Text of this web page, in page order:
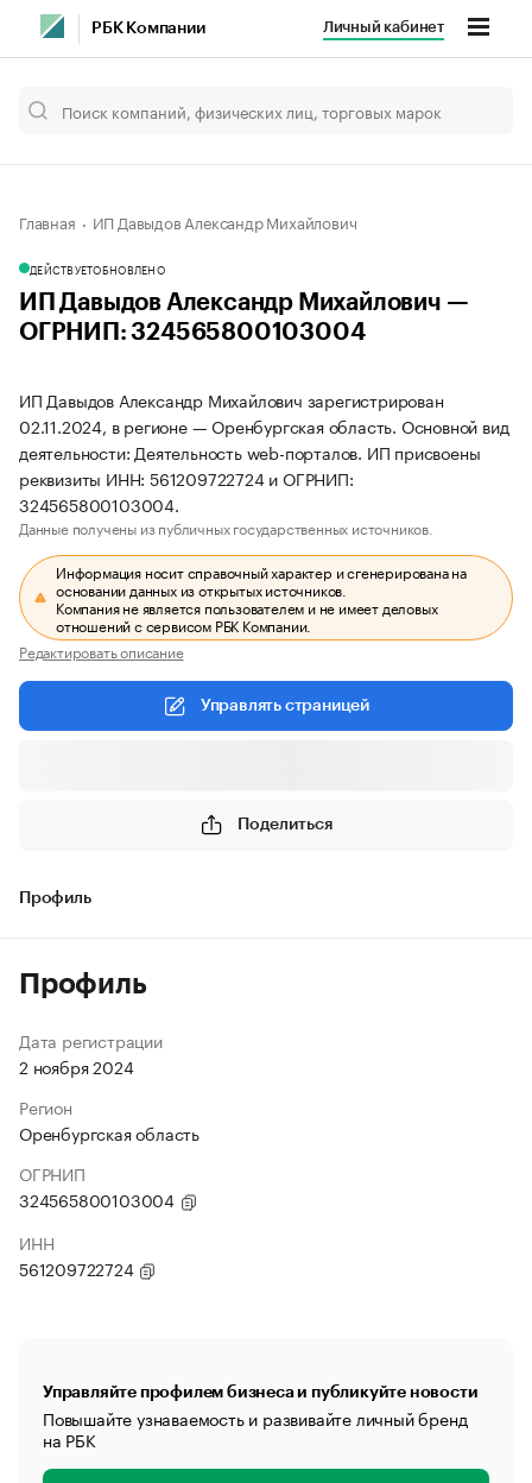
РБК Компании Личный кабинет
Главная ИП Давыдов Александр Михайлович
ДЕЙСТВУЕТОБНОВЛЕНО
ИП Давыдов Александр Михайлович —
ОГРНИП: 324565800103004
ИП Давыдов Александр Михайлович зарегистрирован
02.11.2024, в регионе — Оренбургская область. Основной вид
деятельности: Деятельность web-порталов. ИП присвоены
реквизиты ИНН: 561209722724 и ОГРНИП:
324565800103004.
Данные получены из публичных государственных источников.
Информация носит справочный характер и сгенерирована на
основании данных из открытых источников.
Компания не является пользователем и не имеет деловых
отношений с сервисом РБК Компании.
Редактировать описание
Управлять страницей
Поделиться
Профиль
Профиль
Дата регистрации
2 ноября 2024
Регион
Оренбургская область
ОГРНИП
324565800103004
ИНН
561209722724
Управляйте профилем бизнеса и публикуйте новости
Повышайте узнаваемость и развивайте личный бренд
на РБК